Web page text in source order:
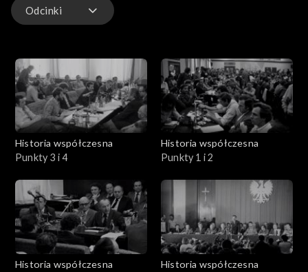
możliwe granice. Działacze "Solidarności" oczekują też na
rozsądne propozycje od rządu w kwestii poprawy sytuacji
Odcinki
Historia współczesna
Punkty 3 i 4
Historia współczesna
Punkty 1 i 2
Historia współczesna
Historia współczesna